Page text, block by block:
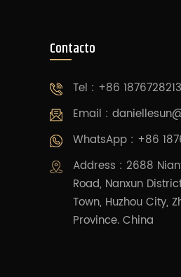
Contacto
Tel : +86
Email :
WhatsApp : +86
Address : 2688
Road, Nanxun
Town, Huzhou City,
Province. China